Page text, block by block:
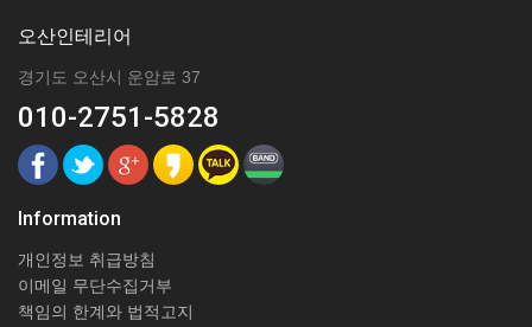
오산인테리어
경기도 오산시 운암로 37
010-2751-5828
Information
개인정보 취급방침
이메일 무단수집거부
책임의 한계와 법적고지